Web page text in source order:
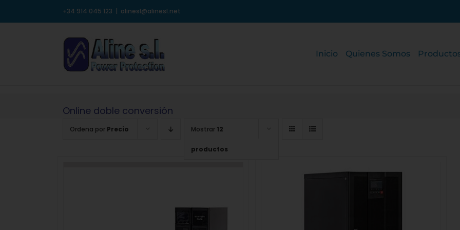
+34 914 045 123 | alinesl@alinesl.net
Inicio Quienes Somos
Online doble conversión
Ordena por Precio Mostrar 12
productos